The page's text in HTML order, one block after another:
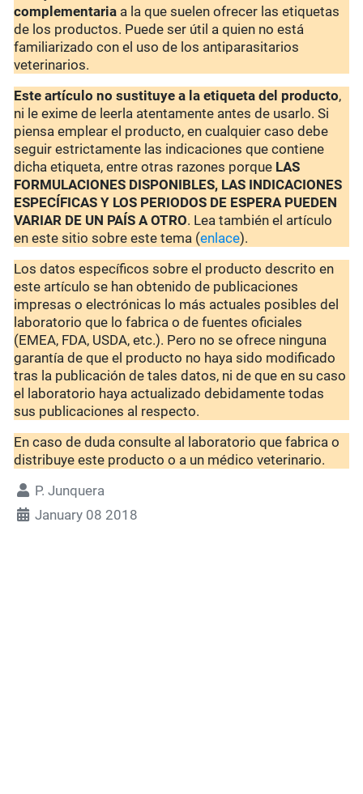
complementaria a la que suelen ofrecer las etiquetas
de los productos. Puede ser útil a quien no está
familiarizado con el uso de los antiparasitarios
veterinarios.
Este artículo no sustituye a la etiqueta del producto,
ni le exime de leerla atentamente antes de usarlo. Si
piensa emplear el producto, en cualquier caso debe
seguir estrictamente las indicaciones que contiene
dicha etiqueta, entre otras razones porque LAS
FORMULACIONES DISPONIBLES, LAS INDICACIONES
ESPECÍFICAS Y LOS PERIODOS DE ESPERA PUEDEN
VARIAR DE UN PAÍS A OTRO. Lea también el artículo
en este sitio sobre este tema (enlace).
Los datos específicos sobre el producto descrito en
este artículo se han obtenido de publicaciones
impresas o electrónicas lo más actuales posibles del
laboratorio que lo fabrica o de fuentes oficiales
(EMEA, FDA, USDA, etc.). Pero no se ofrece ninguna
garantía de que el producto no haya sido modificado
tras la publicación de tales datos, ni de que en su caso
el laboratorio haya actualizado debidamente todas
sus publicaciones al respecto.
En caso de duda consulte al laboratorio que fabrica o
distribuye este producto o a un médico veterinario.
P. Junquera
January 08 2018